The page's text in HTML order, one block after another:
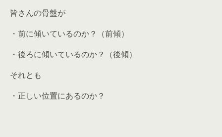
皆さんの骨盤が
・前に傾いているのか？（前傾）
・後ろに傾いているのか？（後傾）
それとも
・正しい位置にあるのか？